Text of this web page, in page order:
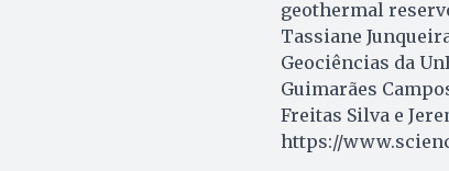
geothermal
Tassiane
Geociências da
Guimarães
Freitas Silva e
https://